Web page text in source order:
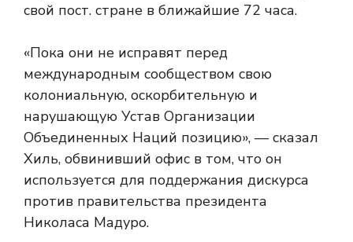
свой пост. стране в ближайшие 72 часа.
«Пока они не исправят перед
международным сообществом свою
колониальную, оскорбительную и
нарушающую Устав Организации
Объединенных Наций позицию», — сказал
Хиль, обвинивший офис в том, что он
используется для поддержания дискурса
против правительства президента
Николаса Мадуро.